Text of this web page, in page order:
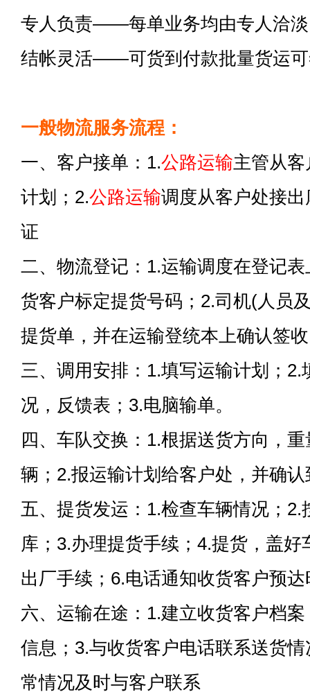
专人负责——每单业务均由专人洽
结帐灵活——可货到付款批量货运
一般物流服务流程：
一、客户接单：1.公路运输主管从
计划；2.公路运输调度从客户处接
证
二、物流登记：1.运输调度在登记
货客户标定提货号码；2.司机(人员
提货单，并在运输登统本上确认签收
三、调用安排：1.填写运输计划；
况，反馈表；3.电脑输单。
四、车队交换：1.根据送货方向，
辆；2.报运输计划给客户处，并确
五、提货发运：1.检查车辆情况；2.
库；3.办理提货手续；4.提货，盖
出厂手续；6.电话通知收货客户预
六、运输在途：1.建立收货客户档
信息；3.与收货客户电话联系送货
常情况及时与客户联系